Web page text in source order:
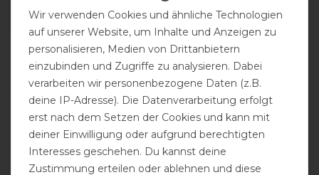
Product Reviews
2
Product Rating
5/5
Wir verwenden Cookies und ähnliche Technologien
auf unserer Website, um Inhalte und Anzeigen zu
personalisieren, Medien von Drittanbietern
einzubinden und Zugriffe zu analysieren. Dabei
verarbeiten wir personenbezogene Daten (z.B.
deine IP-Adresse). Die Datenverarbeitung erfolgt
erst nach dem Setzen der Cookies und kann mit
deiner Einwilligung oder aufgrund berechtigten
Interesses geschehen. Du kannst deine
Zustimmung erteilen oder ablehnen und diese